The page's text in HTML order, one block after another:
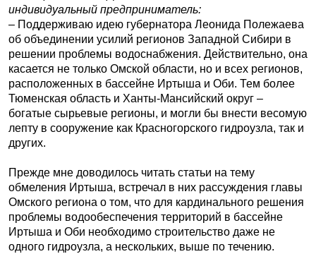
индивидуальный предприниматель:
– Поддерживаю идею губернатора Леонида Полежаева
об объединении усилий регионов Западной Сибири в
решении проблемы водоснабжения. Действительно, она
касается не только Омской области, но и всех регионов,
расположенных в бассейне Иртыша и Оби. Тем более
Тюменская область и Ханты-Мансийский округ –
богатые сырьевые регионы, и могли бы внести весомую
лепту в сооружение как Красногорского гидроузла, так и
других.
Прежде мне доводилось читать статьи на тему
обмеления Иртыша, встречал в них рассуждения главы
Омского региона о том, что для кардинального решения
проблемы водообеспечения территорий в бассейне
Иртыша и Оби необходимо строительство даже не
одного гидроузла, а нескольких, выше по течению.